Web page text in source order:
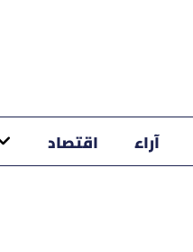
آراء اقتصاد